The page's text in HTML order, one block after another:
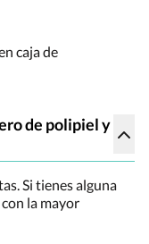
caja de
de polipiel y
Si tienes alguna
la mayor